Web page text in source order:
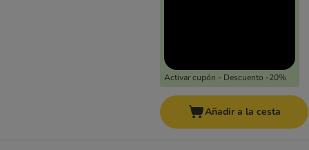
Activar cupón - Descuento -20%
Añadir a la cesta